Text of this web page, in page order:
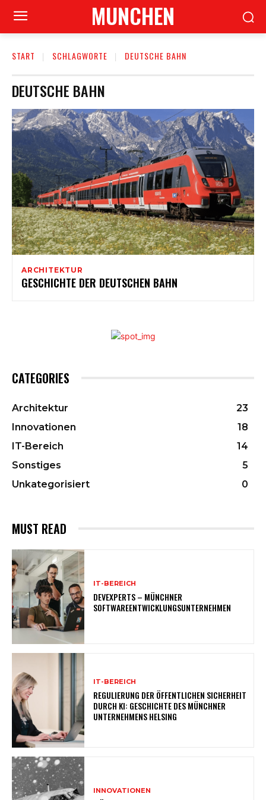
MUNCHEN
START SCHLAGWORTE DEUTSCHE BAHN
DEUTSCHE BAHN
ARCHITEKTUR
GESCHICHTE DER DEUTSCHEN BAHN
CATEGORIES
Architektur
23
Innovationen
18
IT-Bereich
14
Sonstiges
5
Unkategorisiert
0
MUST READ
IT-BEREICH
DEVEXPERTS – MÜNCHNER
SOFTWAREENTWICKLUNGSUNTERNEHMEN
IT-BEREICH
REGULIERUNG DER ÖFFENTLICHEN SICHERHEIT
DURCH KI: GESCHICHTE DES MÜNCHNER
UNTERNEHMENS HELSING
INNOVATIONEN